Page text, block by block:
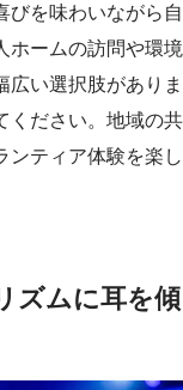
びを味わいながら自
ホームの訪問や環境
広い選択肢がありま
ください。地域の共
ンティア体験を楽し
ズムに耳を傾